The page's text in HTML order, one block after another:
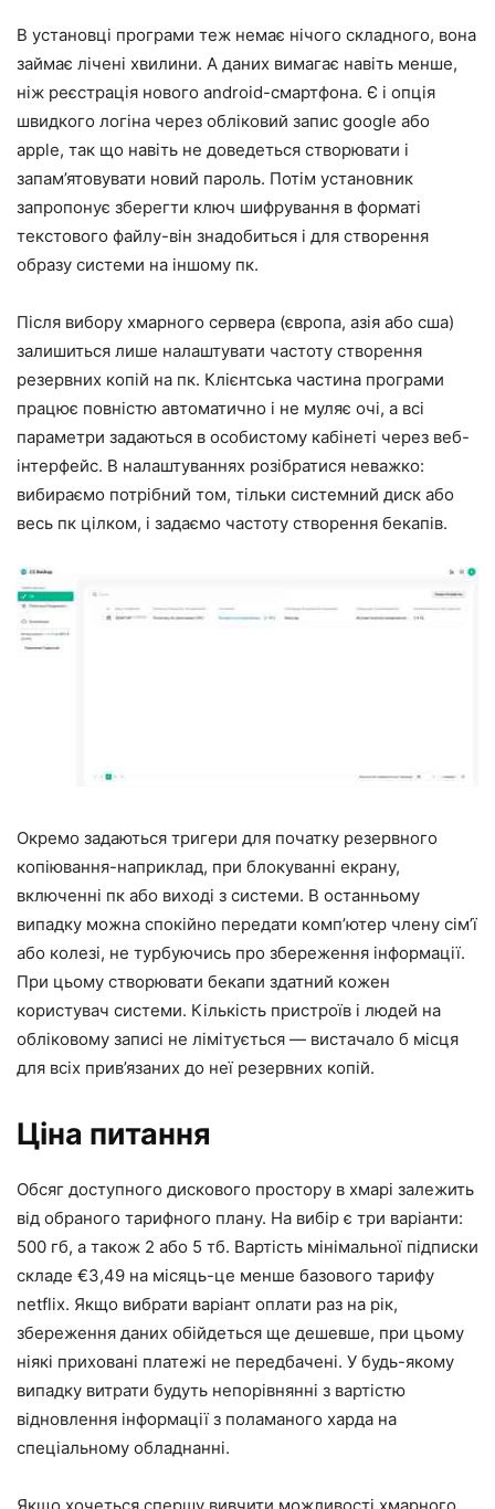
В установці програми теж немає нічого складного, вона
займає лічені хвилини. А даних вимагає навіть менше,
ніж реєстрація нового android-смартфона. Є і опція
швидкого логіна через обліковий запис google або
apple, так що навіть не доведеться створювати і
запам’ятовувати новий пароль. Потім установник
запропонує зберегти ключ шифрування в форматі
текстового файлу-він знадобиться і для створення
образу системи на іншому пк.
Після вибору хмарного сервера (європа, азія або сша)
залишиться лише налаштувати частоту створення
резервних копій на пк. Клієнтська частина програми
працює повністю автоматично і не муляє очі, а всі
параметри задаються в особистому кабінеті через веб-
інтерфейс. В налаштуваннях розібратися неважко:
вибираємо потрібний том, тільки системний диск або
весь пк цілком, і задаємо частоту створення бекапів.
Окремо задаються тригери для початку резервного
копіювання-наприклад, при блокуванні екрану,
включенні пк або виході з системи. В останньому
випадку можна спокійно передати комп’ютер члену сім’ї
або колезі, не турбуючись про збереження інформації.
При цьому створювати бекапи здатний кожен
користувач системи. Кількість пристроїв і людей на
обліковому записі не лімітується — вистачало б місця
для всіх прив’язаних до неї резервних копій.
Ціна питання
Обсяг доступного дискового простору в хмарі залежить
від обраного тарифного плану. На вибір є три варіанти:
500 гб, а також 2 або 5 тб. Вартість мінімальної підписки
складе €3,49 на місяць-це менше базового тарифу
netflix. Якщо вибрати варіант оплати раз на рік,
збереження даних обійдеться ще дешевше, при цьому
ніякі приховані платежі не передбачені. У будь-якому
випадку витрати будуть непорівнянні з вартістю
відновлення інформації з поламаного харда на
спеціальному обладнанні.